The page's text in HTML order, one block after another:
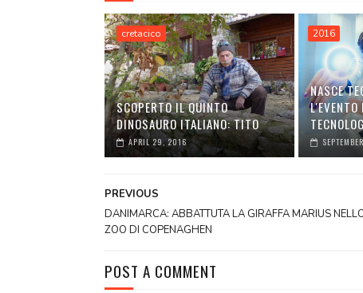
cretacico
SCOPERTO IL QUINTO
DINOSAURO ITALIANO: TITO
APRIL 29, 2016
2016
NASCE
L'EVENTO
PREVIOUS
DANIMARCA: ABBATTUTA LA GIRAFFA MARIUS
ZOO DI COPENAGHEN
POST A COMMENT